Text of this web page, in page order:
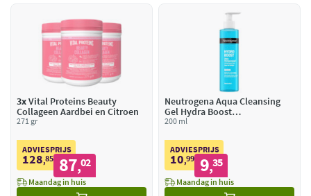
3xVital Proteins Beauty
Collageen Aardbei en Citroen
271 gr
ADVIESPRIJS
128,85 87,02
Maandag in huis
Neutrogena Aqua Cleansing
Gel Hydra Boost
Ongeparfumeerd
200 ml
ADVIESPRIJS
10,99 9,35
Maandag in huis